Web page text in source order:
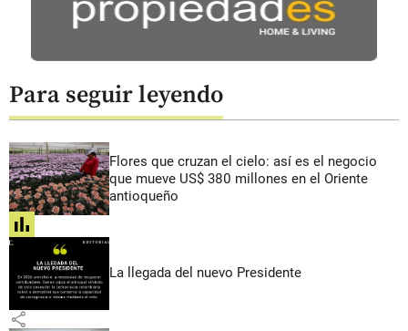
Para seguir leyendo
Flores que cruzan el cielo: así es el negocio
que mueve US$ 380 millones en el Oriente
antioqueño
share
La llegada del nuevo Presidente
share